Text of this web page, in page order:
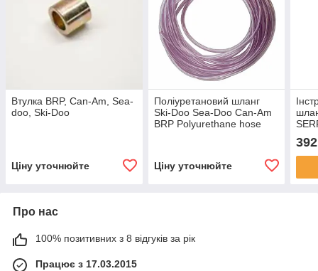
Втулка BRP, Can-Am, Sea-
doo, Ski-Doo
Ціну уточнюйте
Поліуретановий шланг
Ski-Doo Sea-Doo Can-Am
BRP Polyurethane hose
Ціну уточнюйте
H
392
Про нас
100% позитивних з 8 відгуків за рік
Працює з 17.03.2015